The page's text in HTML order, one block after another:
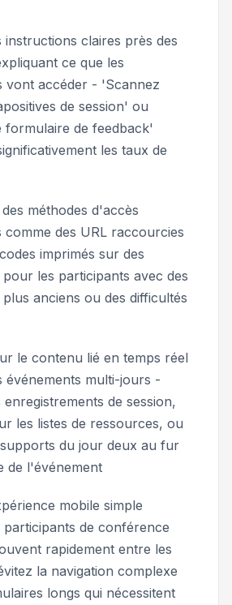
instructions claires près des
ce que les
vont accéder - 'Scannez
de session' ou
formulaire de feedback'
les taux de
méthodes d'accès
comme des URL raccourcies
imprimés sur des
les participants avec des
anciens ou des difficultés
le contenu lié en temps réel
événements multi-jours -
enregistrements de session,
les listes de ressources, ou
du jour deux au fur
de l'événement
mobile simple
participants de conférence
rapidement entre les
la navigation complexe
longs qui nécessitent